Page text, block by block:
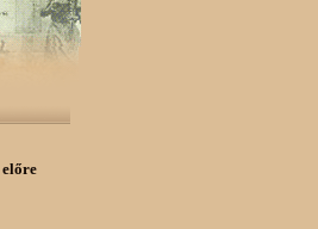
előre